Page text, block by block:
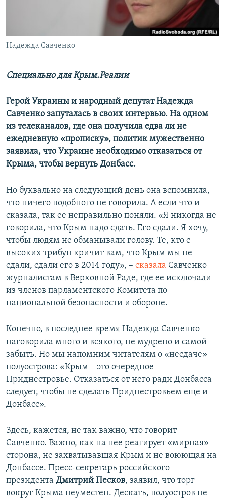
ELIFBE
Все сайты RFE/RL
Надежда Савченко
Специально для Крым.Реалии
Герой Украины и народный депутат Надежда
Савченко запуталась в своих интервью. На одном
из телеканалов, где она получила едва ли не
ежедневную «прописку», политик мужественно
заявила, что Украине необходимо отказаться от
Крыма, чтобы вернуть Донбасс.
Но буквально на следующий день она вспомнила,
что ничего подобного не говорила. А если что и
сказала, так ее неправильно поняли. «Я никогда не
говорила, что Крым надо сдать. Его сдали. Я хочу,
чтобы людям не обманывали голову. Те, кто с
высоких трибун кричит вам, что Крым мы не
сдали, сдали его в 2014 году», – сказала Савченко
журналистам в Верховной Раде, где ее исключали
из членов парламентского Комитета по
национальной безопасности и обороне.
Конечно, в последнее время Надежда Савченко
наговорила много и всякого, не мудрено и самой
забыть. Но мы напомним читателям о «несдаче»
полуострова: «Крым – это очередное
Приднестровье. Отказаться от него ради Донбасса
следует, чтобы не сделать Приднестровьем еще и
Донбасс».
Здесь, кажется, не так важно, что говорит
Савченко. Важно, как на нее реагирует «мирная»
сторона, не захватывавшая Крым и не воюющая на
Донбассе. Пресс-секретарь российского
президента Дмитрий Песков, заявил, что торг
вокруг Крыма неуместен. Дескать, полуостров не